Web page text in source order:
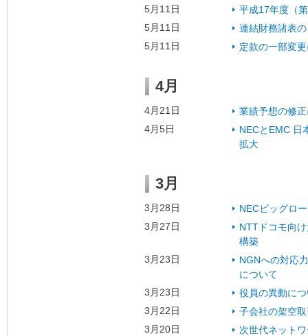
5月11日
平成17年度（
5月11日
連結財務諸表
5月11日
定款の一部変
4月
4月21日
業績予想の修
4月5日
NECとEMC 日
拡大
3月
3月28日
NECビッグロ
3月27日
NTTドコモ向
構築
3月23日
NGNへの対応
について
3月23日
役員の異動に
3月22日
子会社の架空
3月20日
次世代ネット